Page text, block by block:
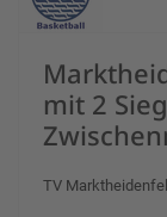
mit 2
TV